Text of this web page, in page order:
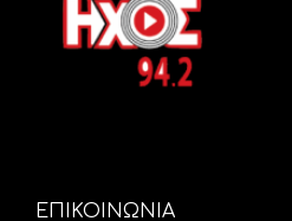
ΕΠΙΚΟΙΝΩΝΙΑ